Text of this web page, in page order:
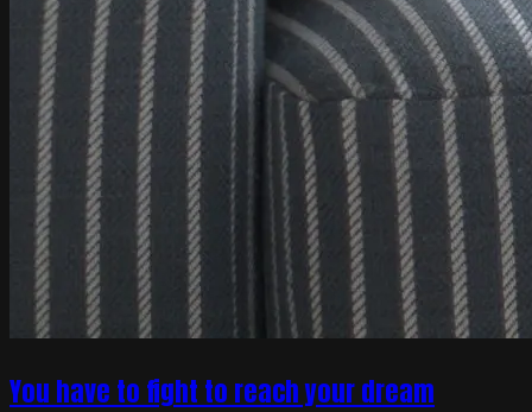
You have to fight to reach your dream